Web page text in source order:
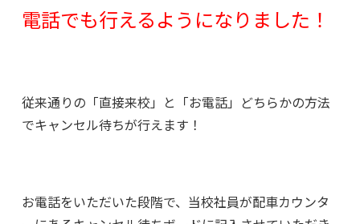
電話でも行えるようになりました！
従来通りの「直接来校」と「お電話」どちらかの方法
でキャンセル待ちが行えます！
お電話をいただいた段階で、当校社員が配車カウンタ